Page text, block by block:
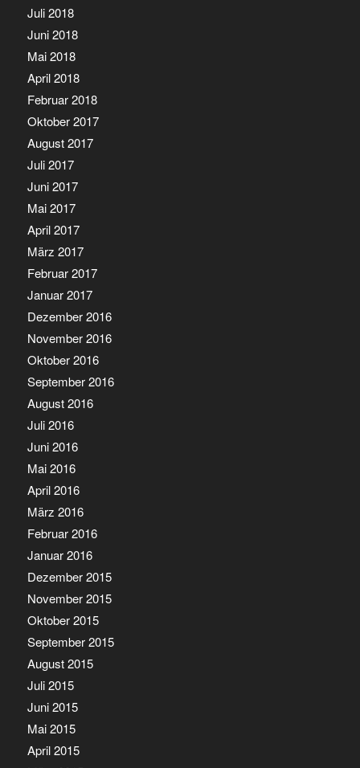
Juli 2018
Juni 2018
Mai 2018
April 2018
Februar 2018
Oktober 2017
August 2017
Juli 2017
Juni 2017
Mai 2017
April 2017
März 2017
Februar 2017
Januar 2017
Dezember 2016
November 2016
Oktober 2016
September 2016
August 2016
Juli 2016
Juni 2016
Mai 2016
April 2016
März 2016
Februar 2016
Januar 2016
Dezember 2015
November 2015
Oktober 2015
September 2015
August 2015
Juli 2015
Juni 2015
Mai 2015
April 2015